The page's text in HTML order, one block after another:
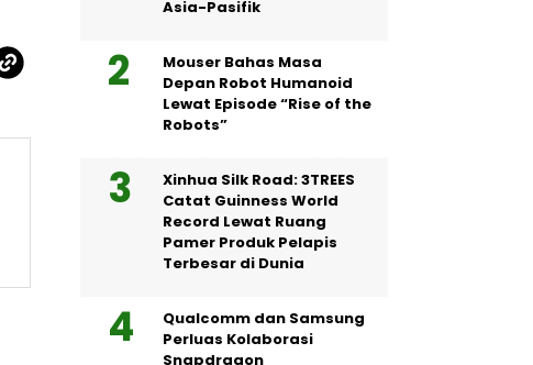
Asia-Pasifik
Mouser Bahas Masa
Depan Robot Humanoid
Lewat Episode “Rise of the
Robots”
Xinhua Silk Road: 3TREES
Catat Guinness World
Record Lewat Ruang
Pamer Produk Pelapis
Terbesar di Dunia
Qualcomm dan Samsung
Perluas Kolaborasi
Snapdragon